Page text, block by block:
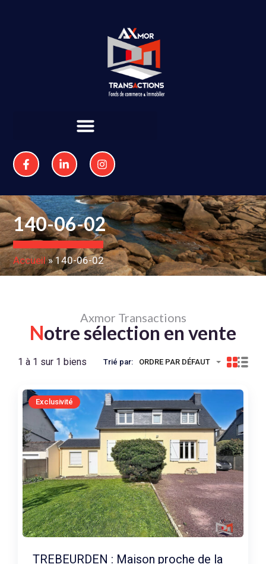
140-06-02
Accueil»140-06-02
Axmor Transactions
Notre sélection en vente
1 à 1 sur 1 biens Trié par: ORDRE PAR DÉFAUT
Exclusivité
TREBEURDEN : Maison proche de la